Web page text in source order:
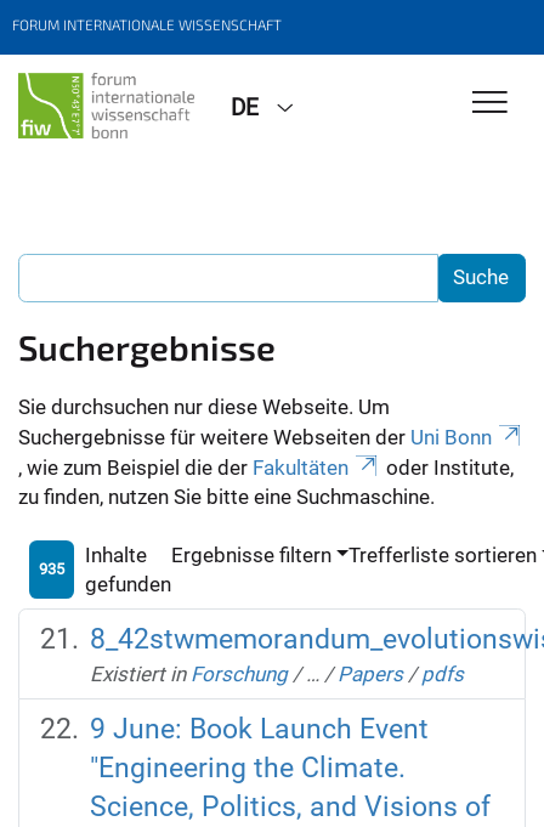
FORUM INTERNATIONALE WISSENSCHAFT
DE
Suchergebnisse
Sie durchsuchen nur diese Webseite. Um
Suchergebnisse für weitere Webseiten der Uni Bonn
, wie zum Beispiel die der Fakultäten
oder Institute,
zu finden, nutzen Sie bitte eine Suchmaschine.
935
Inhalte
gefunden
Ergebnisse filtern Trefferliste sortieren
Existiert in Forschung /… /Papers /pdfs
9 June: Book Launch Event
"Engineering the Climate.
Science, Politics, and Visions of